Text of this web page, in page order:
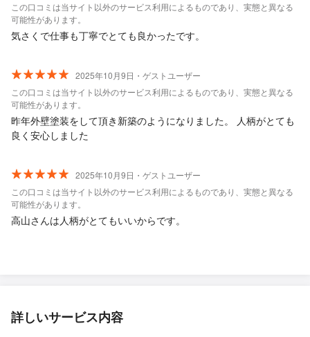
この口コミは当サイト以外のサービス利用によるものであり、実態と異なる
可能性があります。
気さくで仕事も丁寧でとても良かったです。
2025年10月9日・ゲストユーザー
この口コミは当サイト以外のサービス利用によるものであり、実態と異なる
可能性があります。
昨年外壁塗装をして頂き新築のようになりました。 人柄がとても
良く安心しました
2025年10月9日・ゲストユーザー
この口コミは当サイト以外のサービス利用によるものであり、実態と異なる
可能性があります。
高山さんは人柄がとてもいいからです。
詳しいサービス内容